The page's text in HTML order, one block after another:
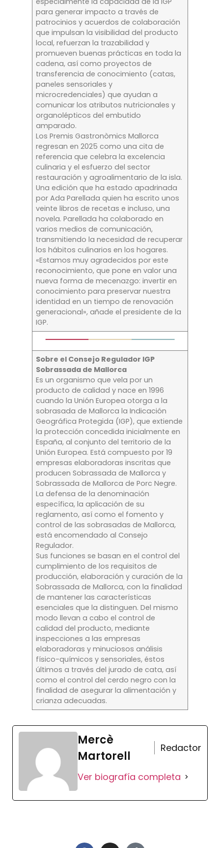
para generar impacto a través de
patrocinios y acuerdos de colaboración
que impulsan la visibilidad del producto
local, refuerzan la trazabilidad y
promueven buenas prácticas en toda la
cadena, así como proyectos de
transferencia de conocimiento (catas,
paneles sensoriales y
microcredenciales) que ayudan a
comunicar los atributos nutricionales y
organolépticos del embutido
amparado.
Los Premis Gastronòmics Mallorca
regresan en 2025 como una cita de
referencia que celebra la excelencia
culinaria y el esfuerzo del sector
restauración y agroalimentario de la isla.
Una edición que ha estado apadrinada
por Ada Parellada quien ha escrito unos
veinte libros de recetas e incluso, una
novela. Parellada ha colaborado en
varios medios de comunicación,
transmitiendo la necesidad de recuperar
los hábitos culinarios en los hogares.
«Estamos muy agradecidos por este
reconocimiento, que pone en valor una
nueva forma de mecenazgo: invertir en
conocimiento para preservar nuestra
identidad en un tiempo de renovación
generacional», añade el presidente de la
IGP.
Sobre el Consejo Regulador IGP
Sobrassada de Mallorca
Es un organismo que vela por un
producto de calidad y nace en 1996
cuando la Unión Europea otorga a la
sobrasada de Mallorca la Indicación
Geográfica Protegida (IGP), que extiende
la protección concedida inicialmente en
España, al conjunto del territorio de la
Unión Europea. Está compuesto por 19
empresas elaboradoras inscritas que
producen Sobrassada de Mallorca y
Sobrassada de Mallorca de Porc Negre.
La defensa de la denominación
específica, la aplicación de su
reglamento, así como el fomento y
control de las sobrasadas de Mallorca,
está encomendado al Consejo
Regulador.
Sus funciones se basan en el control del
cumplimiento de los requisitos de
producción, elaboración y curación de la
Sobrassada de Mallorca, con la finalidad
de mantener las características
esenciales que la distinguen. Del mismo
modo llevan a cabo el control de
calidad del producto, mediante
inspecciones a las empresas
elaboradoras y minuciosos análisis
físico-químicos y sensoriales, éstos
últimos a través del jurado de cata, así
como el control del cerdo negro con la
finalidad de asegurar la alimentación y
crianza adecuadas.
Mercè
Martorell
Redactor
Ver biografía completa